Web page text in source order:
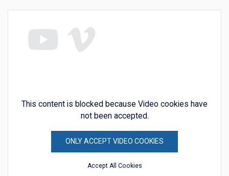
This content is blocked because Video cookies have
not been accepted.
ONLY ACCEPT VIDEO COOKIES
Accept All Cookies